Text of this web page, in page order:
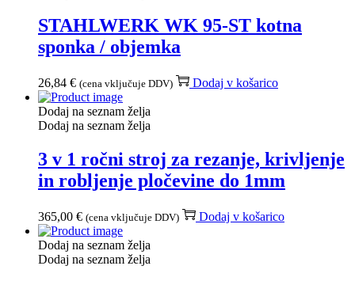
STAHLWERK WK 95-ST kotna
sponka / objemka
26,84 € (cena vključuje DDV) Dodaj v košarico
Dodaj na seznam želja
Dodaj na seznam želja
3 v 1 ročni stroj za rezanje, krivljenje
in robljenje pločevine do 1mm
365,00 € (cena vključuje DDV) Dodaj v košarico
Dodaj na seznam želja
Dodaj na seznam želja